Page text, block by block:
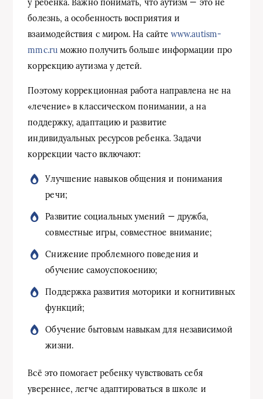
у ребенка. Важно понимать, что аутизм — это не
болезнь, а особенность восприятия и
взаимодействия с миром. На сайтеwww.autism-
mmc.ruможно получить больше информации про
коррекцию аутизма у детей.
Поэтому коррекционная работа направлена не на
«лечение» в классическом понимании, а на
поддержку, адаптацию и развитие
индивидуальных ресурсов ребенка. Задачи
коррекции часто включают:
Улучшение навыков общения и понимания
речи;
Развитие социальных умений — дружба,
совместные игры, совместное внимание;
Снижение проблемного поведения и
обучение самоуспокоению;
Поддержка развития моторики и когнитивных
функций;
Обучение бытовым навыкам для независимой
жизни.
Всё это помогает ребенку чувствовать себя
увереннее, легче адаптироваться в школе и